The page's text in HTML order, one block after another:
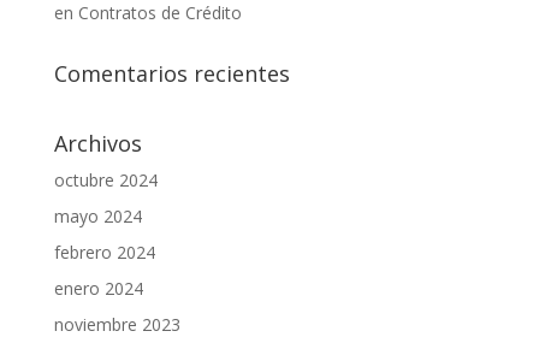
en Contratos de Crédito
Comentarios recientes
Archivos
octubre 2024
mayo 2024
febrero 2024
enero 2024
noviembre 2023